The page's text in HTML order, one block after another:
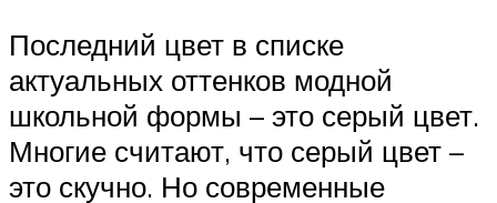
Последний цвет в списке
актуальных оттенков модной
школьной формы – это серый цвет.
Многие считают, что серый цвет –
это скучно. Но современные